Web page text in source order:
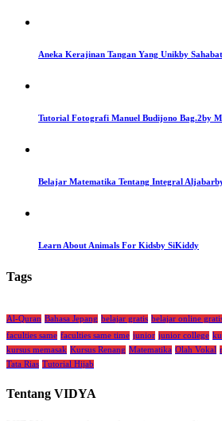
Aneka Kerajinan Tangan Yang Unikby
Tutorial Fotografi Manuel Budijono Bag.2by
Belajar Matematika Tentang Integral Aljabar
Learn About Animals For Kidsby SiKiddy
Tags
Al-Quran Bahasa Jepang belajar gratis belajar online
faculties same faculties same time junior junior college
kursus memasak Kursus Renang Matematika Olah Vokal
Tata Rias Tutorial Hijab
Tentang VIDYA